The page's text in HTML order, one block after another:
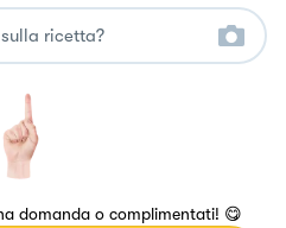
domanda o complimentati! 😋